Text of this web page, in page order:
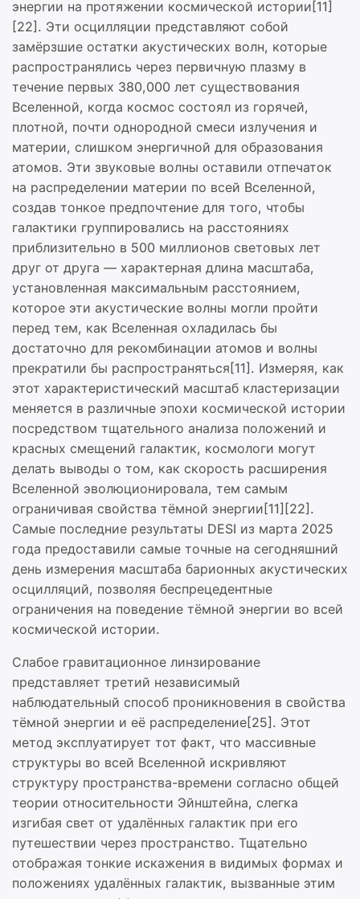
энергии на протяжении космической истории[11]
[22]. Эти осцилляции представляют собой
замёрзшие остатки акустических волн, которые
распространялись через первичную плазму в
течение первых 380,000 лет существования
Вселенной, когда космос состоял из горячей,
плотной, почти однородной смеси излучения и
материи, слишком энергичной для образования
атомов. Эти звуковые волны оставили отпечаток
на распределении материи по всей Вселенной,
создав тонкое предпочтение для того, чтобы
галактики группировались на расстояниях
приблизительно в 500 миллионов световых лет
друг от друга — характерная длина масштаба,
установленная максимальным расстоянием,
которое эти акустические волны могли пройти
перед тем, как Вселенная охладилась бы
достаточно для рекомбинации атомов и волны
прекратили бы распространяться[11]. Измеряя, как
этот характеристический масштаб кластеризации
меняется в различные эпохи космической истории
посредством тщательного анализа положений и
красных смещений галактик, космологи могут
делать выводы о том, как скорость расширения
Вселенной эволюционировала, тем самым
ограничивая свойства тёмной энергии[11][22].
Самые последние результаты DESI из марта 2025
года предоставили самые точные на сегодняшний
день измерения масштаба барионных акустических
осцилляций, позволяя беспрецедентные
ограничения на поведение тёмной энергии во всей
космической истории.
Слабое гравитационное линзирование
представляет третий независимый
наблюдательный способ проникновения в свойства
тёмной энергии и её распределение[25]. Этот
метод эксплуатирует тот факт, что массивные
структуры во всей Вселенной искривляют
структуру пространства-времени согласно общей
теории относительности Эйнштейна, слегка
изгибая свет от удалённых галактик при его
путешествии через пространство. Тщательно
отображая тонкие искажения в видимых формах и
положениях удалённых галактик, вызванные этим